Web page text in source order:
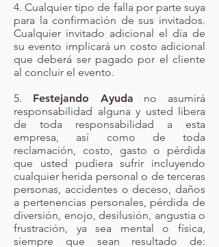
4. Cualquier tipo de falla por parte suya
para la confirmación de sus invitados.
Cualquier invitado adicional el día de
su evento implicará un costo adicional
que deberá ser pagado por el cliente
al concluir el evento.
5. Festejando Ayuda no asumirá
responsabilidad alguna y usted libera
de toda responsabilidad a esta
empresa, así como de toda
reclamación, costo, gasto o pérdida
que usted pudiera sufrir incluyendo
cualquier herida personal o de terceras
personas, accidentes o deceso, daños
a pertenencias personales, pérdida de
diversión, enojo, desilusión, angustia o
frustración, ya sea mental o física,
siempre que sean resultado de: